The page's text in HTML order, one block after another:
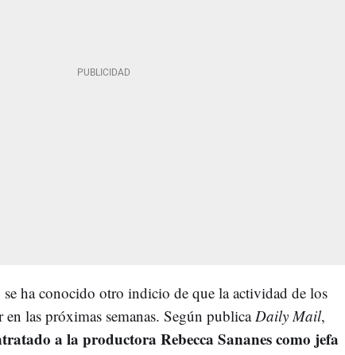
ha conocido otro indicio de que la actividad de los
en las próximas semanas. Según publica Daily Mail,
a la productora Rebecca Sananes como jefa